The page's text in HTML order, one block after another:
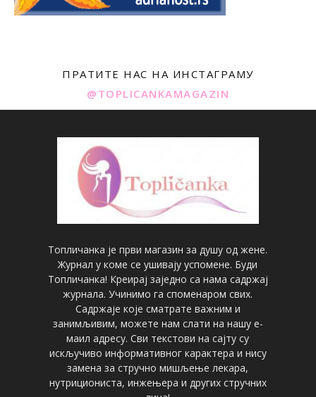
ПРАТИТЕ НАС НА ИНСТАГРАМУ
@TOPLICANKAMAGAZIN
Топличанка је први магазин за душу од жене.
Журнал у коме се ушивају успомене. Буди
Топличанка! Креирај заједно са нама садржај
журнала. Учинимо га споменаром свих.
Садржаје које сматрате важним и
занимљивим, можете нам слати на нашу е-
маил адресу. Сви текстови на сајту су
искључиво информативног карактера и нису
замена за стручно мишљење лекара,
нутрициониста, инжењера и других стручних